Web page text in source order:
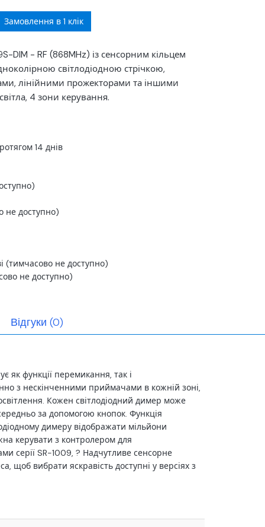
Замовлення в 1 клік
DIM - RF (868MHz) із сенсорним кільцем
світлодіодною стрічкою,
лінійними прожекторами та іншими
4 зони керування.
14 днів
не доступно)
(тимчасово не доступно)
не доступно)
Відгуки (0)
як функції перемикання, так і
з нескінченними приймачами в кожній зоні,
Кожен світлодіодний димер може
за допомогою кнопок. Функція
димеру відображати мільйони
керувати з контролером для
серії SR-1009, ? Надчутливе сенсорне
щоб вибрати яскравість доступні у версіях з